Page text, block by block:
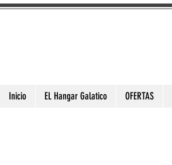
Inicio EL Hangar Galatico OFERTAS